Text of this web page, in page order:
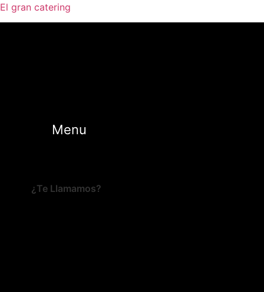
El gran catering
Menu
¿Te Llamamos?